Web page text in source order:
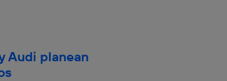
Audi planean